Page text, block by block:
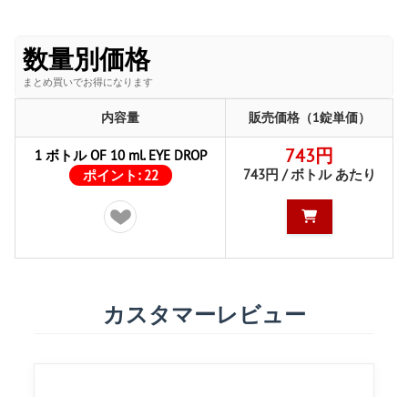
数量別価格
まとめ買いでお得になります
内容量 販売価格（1錠単価）
1 ボトル OF 10 ml. EYE DROP
ポイント: 22
743円
743円 / ボトル あたり
カスタマーレビュー